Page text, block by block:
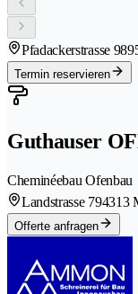
Pfadackerstrasse 9
Termin reservieren
Guthauser
Cheminéebau Ofenbau
Landstrasse 794313
Offerte anfragen